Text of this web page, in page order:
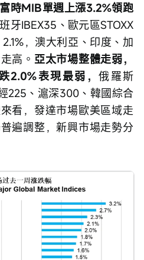
時MIB單週上漲3.2%領跑
牙IBEX35、歐元區STOXX
，澳大利亞、印度、加
高。 亞太市場整體走弱，
2.0%表現最弱，俄羅斯
225、滬深300、韓國綜合
看，發達市場歐美區域走
遍調整，新興市場走勢分